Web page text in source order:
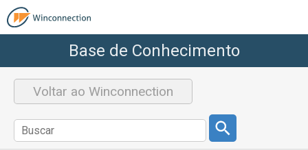
Base de Conhecimento
Voltar ao Winconnection